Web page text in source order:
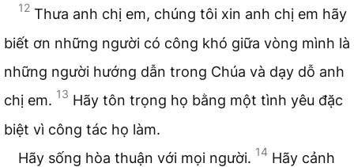
12 Thưa anh chị em, chúng tôi xin anh chị em hãy
biết ơn những người có công khó giữa vòng mình là
những người hướng dẫn trong Chúa và dạy dỗ anh
chị em. 13 Hãy tôn trọng họ bằng một tình yêu đặc
biệt vì công tác họ làm.
Hãy sống hòa thuận với mọi người. 14 Hãy cảnh